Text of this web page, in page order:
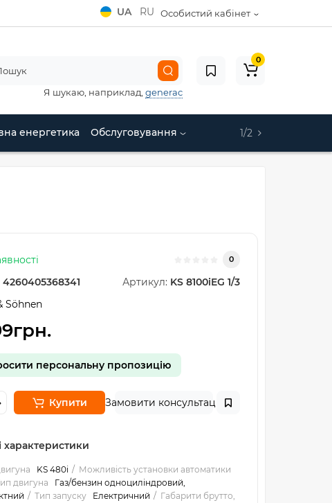
Особистий кабінет
UA RU
Я шукаю, наприклад, generac
0
енергетика Обслуговування 1/2
0
4260405368341 Артикул: KS 8100iEG 1/3
Söhnen
персональну пропозицію
Купити Замовити консультацію
характеристики
KS 480i
Можливість установки автоматики
двигуна
Газ/бензин одноциліндровий,
Тип запуску Електричний
Габарити брутто,